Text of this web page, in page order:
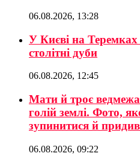
06.08.2026, 13:28
У Києві на
столітні дуби
06.08.2026, 12:45
Мати й троє
голій землі. Фото,
зупинитися й
06.08.2026, 09:22